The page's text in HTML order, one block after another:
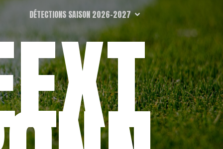
DÉTECTIONS SAISON 2026-2027